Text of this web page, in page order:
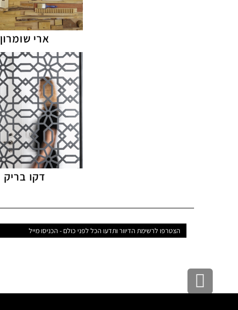
ארי שומרון
דקו בריק
דואר
אלקטרוני
לראש